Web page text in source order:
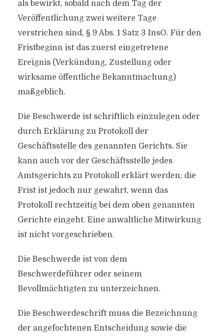
als bewirkt, sobald nach dem Tag der
Veröffentlichung zwei weitere Tage
verstrichen sind, § 9 Abs. 1 Satz 3 InsO. Für den
Fristbeginn ist das zuerst eingetretene
Ereignis (Verkündung, Zustellung oder
wirksame öffentliche Bekanntmachung)
maßgeblich.
Die Beschwerde ist schriftlich einzulegen oder
durch Erklärung zu Protokoll der
Geschäftsstelle des genannten Gerichts. Sie
kann auch vor der Geschäftsstelle jedes
Amtsgerichts zu Protokoll erklärt werden; die
Frist ist jedoch nur gewahrt, wenn das
Protokoll rechtzeitig bei dem oben genannten
Gerichte eingeht. Eine anwaltliche Mitwirkung
ist nicht vorgeschrieben.
Die Beschwerde ist von dem
Beschwerdeführer oder seinem
Bevollmächtigten zu unterzeichnen.
Die Beschwerdeschrift muss die Bezeichnung
der angefochtenen Entscheidung sowie die